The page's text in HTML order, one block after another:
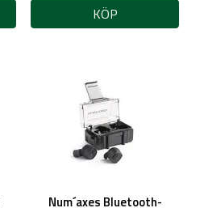
KÖP
Num´axes Bluetooth-